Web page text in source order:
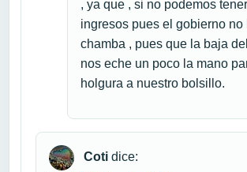
, ya que , si no podemos
ingresos pues el gobierno no
chamba , pues que la baja
nos eche un poco la mano
holgura a nuestro bolsillo.
Coti dice: